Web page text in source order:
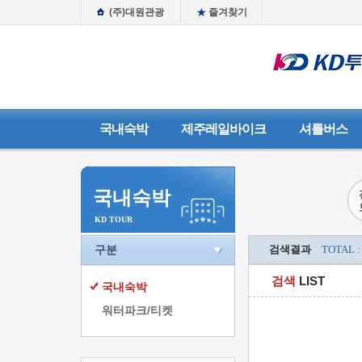
(주)대원관광 즐겨찾기
국내숙박 제주레일바이크 셔틀버스
국내숙박
KD TOUR
구분
국내숙박
워터파크/티켓
검색결과 TOTAL :
검색 LIST